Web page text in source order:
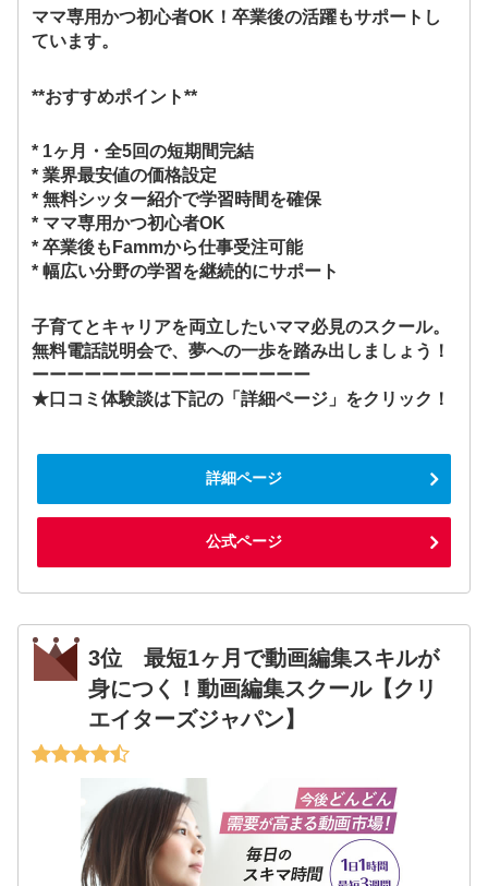
ママ専用かつ初心者OK！卒業後の活躍もサポートし
ています。
**おすすめポイント**
* 1ヶ月・全5回の短期間完結
* 業界最安値の価格設定
* 無料シッター紹介で学習時間を確保
* ママ専用かつ初心者OK
* 卒業後もFammから仕事受注可能
* 幅広い分野の学習を継続的にサポート
子育てとキャリアを両立したいママ必見のスクール。
無料電話説明会で、夢への一歩を踏み出しましょう！
ーーーーーーーーーーーーーーーー
★口コミ体験談は下記の「詳細ページ」をクリック！
詳細ページ
公式ページ
3位 最短1ヶ月で動画編集スキルが
身につく！動画編集スクール【クリ
エイターズジャパン】